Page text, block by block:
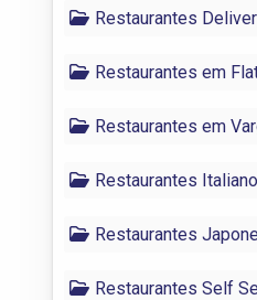
Restaurantes
Restaurantes em
Restaurantes em
Restaurantes
Restaurantes
Restaurantes Self